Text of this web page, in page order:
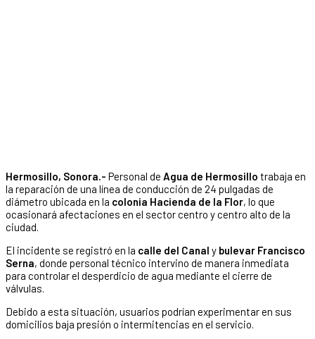
Hermosillo, Sonora.- Personal de Agua de Hermosillo trabaja en
la reparación de una línea de conducción de 24 pulgadas de
diámetro ubicada en la colonia Hacienda de la Flor, lo que
ocasionará afectaciones en el sector centro y centro alto de la
ciudad.
El incidente se registró en la calle del Canal y bulevar Francisco
Serna, donde personal técnico intervino de manera inmediata
para controlar el desperdicio de agua mediante el cierre de
válvulas.
Debido a esta situación, usuarios podrían experimentar en sus
domicilios baja presión o intermitencias en el servicio.